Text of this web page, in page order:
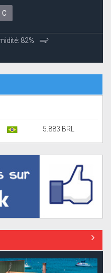
C
82%
5.883 BRL